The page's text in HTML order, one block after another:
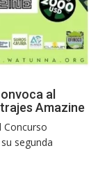
al
Amazine
Concurso
segunda